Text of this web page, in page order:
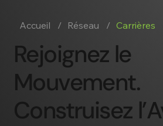
Accueil / Réseau / Carrières
Rejoignez le
Mouvement.
Construisez